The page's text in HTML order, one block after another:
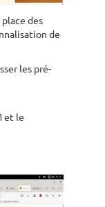
des
de
les pré-
et le